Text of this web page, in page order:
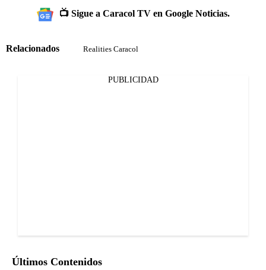
📺 Sigue a Caracol TV en Google Noticias.
Relacionados Realities Caracol
PUBLICIDAD
Últimos Contenidos